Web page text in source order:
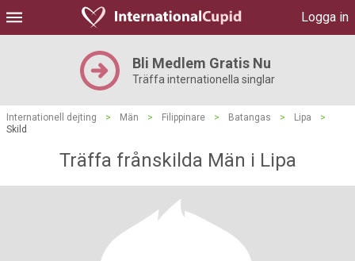
Logga in
Bli Medlem Gratis Nu
Träffa internationella singlar
Internationell dejting > Män > Filippinare > Batangas > Lipa
>
Skild
Träffa frånskilda Män i Lipa